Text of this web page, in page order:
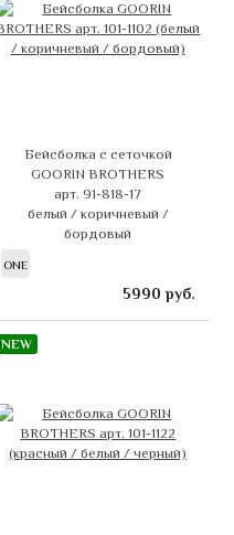
Бейсболка с сеточкой
GOORIN BROTHERS
арт. 91-818-17
белый / коричневый /
бордовый
ONE
5990 руб.
NEW